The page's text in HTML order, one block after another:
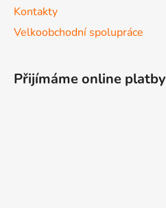
Kontakty
Velkoobchodní spolupráce
Přijímáme online platby